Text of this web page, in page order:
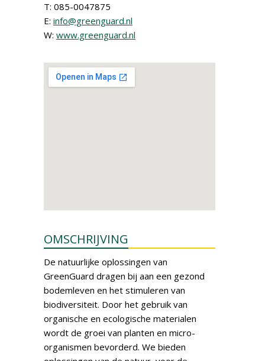
T: 085-0047875
E: info@greenguard.nl
W: www.greenguard.nl
OMSCHRIJVING
De natuurlijke oplossingen van
GreenGuard dragen bij aan een gezond
bodemleven en het stimuleren van
biodiversiteit. Door het gebruik van
organische en ecologische materialen
wordt de groei van planten en micro-
organismen bevorderd. We bieden